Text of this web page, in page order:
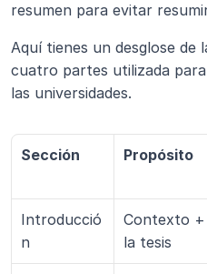
resumen para evitar
Aquí tienes un desglose
cuatro partes utilizada
las universidades.
Sección Propósito
Introducció
n
Contexto +
la tesis